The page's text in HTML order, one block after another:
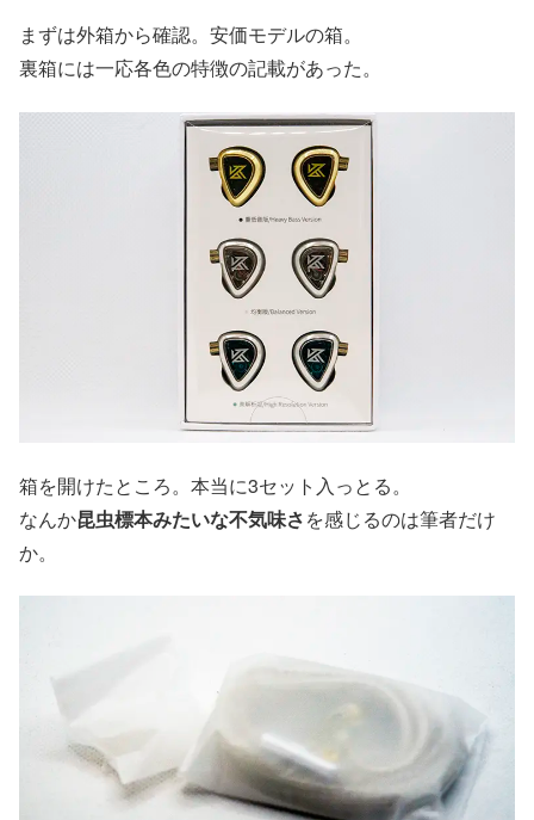
まずは外箱から確認。安価モデルの箱。
裏箱には一応各色の特徴の記載があった。
箱を開けたところ。本当に3セット入っとる。
なんか昆虫標本みたいな不気味さを感じるのは筆者だけ
か。